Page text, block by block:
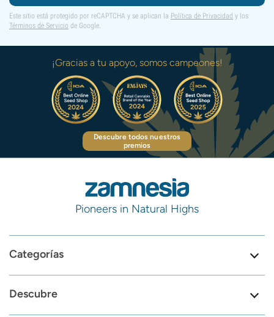
Este sitio está protegido por reCAPTCHA y se aplican la Política de Privacidad y los
Términos de Servicio de Google.
¡Gracias a tu apoyo, somos campeones!
Descubre todos nuestros
premios
Pioneers in Natural Highs
Categorías
Descubre